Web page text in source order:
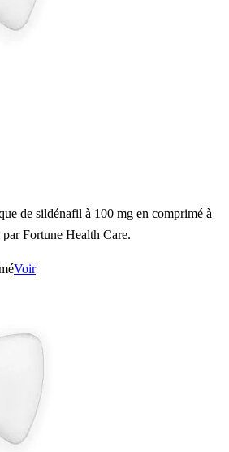
de sildénafil à 100 mg en comprimé à
Fortune Health Care.
Voir